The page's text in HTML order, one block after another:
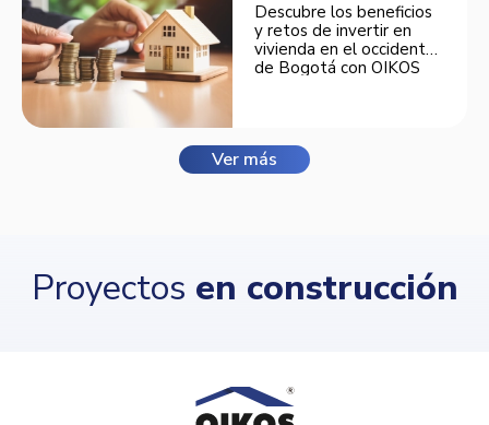
Descubre los beneficios
y retos de invertir en
vivienda en el occidente
de Bogotá con OIKOS
Ver más
Proyectos en construcción